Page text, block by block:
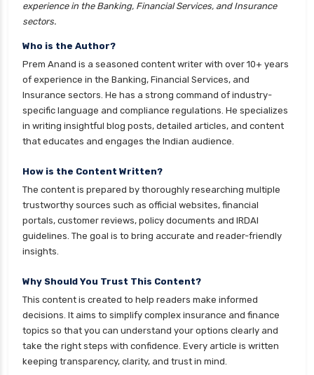
experience in the Banking, Financial Services, and Insurance
sectors.
Who is the Author?
Prem Anand is a seasoned content writer with over 10+ years
of experience in the Banking, Financial Services, and
Insurance sectors. He has a strong command of industry-
specific language and compliance regulations. He specializes
in writing insightful blog posts, detailed articles, and content
that educates and engages the Indian audience.
How is the Content Written?
The content is prepared by thoroughly researching multiple
trustworthy sources such as official websites, financial
portals, customer reviews, policy documents and IRDAI
guidelines. The goal is to bring accurate and reader-friendly
insights.
Why Should You Trust This Content?
This content is created to help readers make informed
decisions. It aims to simplify complex insurance and finance
topics so that you can understand your options clearly and
take the right steps with confidence. Every article is written
keeping transparency, clarity, and trust in mind.